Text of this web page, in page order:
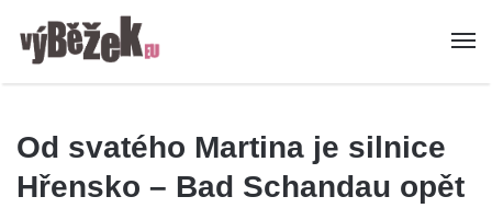
Od svatého Martina je silnice
Hřensko – Bad Schandau opět